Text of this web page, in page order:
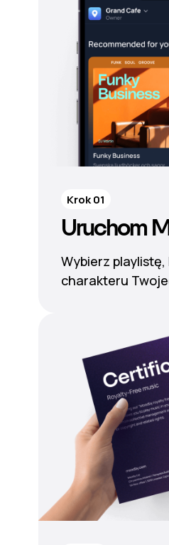
Uruchom
Wybierz
charakteru
Krok 01